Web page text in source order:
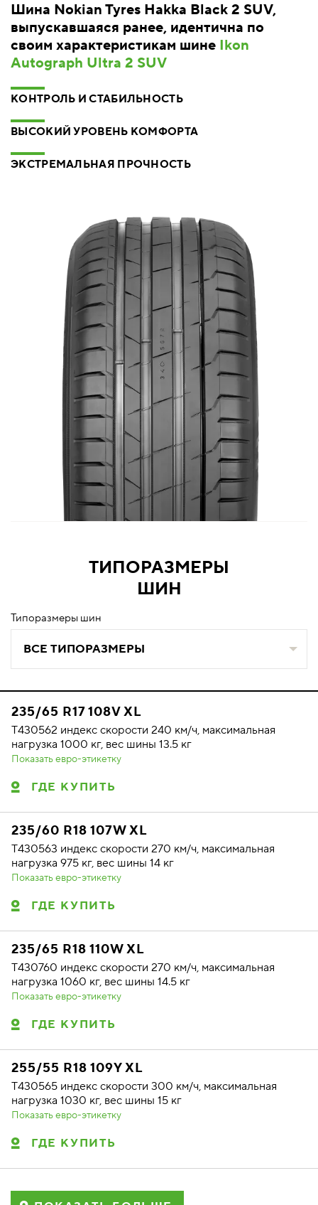
Шина Nokian Tyres Hakka Black 2 SUV,
выпускавшаяся ранее, идентична по
своим характеристикам шине Ikon
Autograph Ultra 2 SUV
КОНТРОЛЬ И СТАБИЛЬНОСТЬ
ВЫСОКИЙ УРОВЕНЬ КОМФОРТА
ЭКСТРЕМАЛЬНАЯ ПРОЧНОСТЬ
ТИПОРАЗМЕРЫ
ШИН
Типоразмеры шин
ВСЕ ТИПОРАЗМЕРЫ
235/65 R17 108V XL
T430562 индекс скорости 240 км/ч, максимальная
нагрузка 1000 кг, вес шины 13.5 кг
Показать евро-этикетку
ГДЕ КУПИТЬ
235/60 R18 107W XL
T430563 индекс скорости 270 км/ч, максимальная
нагрузка 975 кг, вес шины 14 кг
Показать евро-этикетку
ГДЕ КУПИТЬ
235/65 R18 110W XL
T430760 индекс скорости 270 км/ч, максимальная
нагрузка 1060 кг, вес шины 14.5 кг
Показать евро-этикетку
ГДЕ КУПИТЬ
255/55 R18 109Y XL
T430565 индекс скорости 300 км/ч, максимальная
нагрузка 1030 кг, вес шины 15 кг
Показать евро-этикетку
ГДЕ КУПИТЬ